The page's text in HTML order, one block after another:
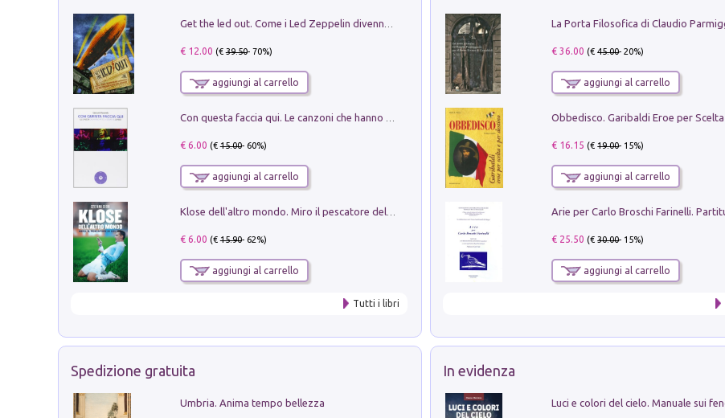
€ 12.00 (€39.50- 70%)
aggiungi al carrello
€ 6.00 (€15.00- 60%)
aggiungi al carrello
Klose dell'altro mondo. Miro il pescatore del goal
€ 6.00 (€15.90- 62%)
aggiungi al carrello
Tutti i libri
€ 36.00 (€45.00- 20%)
aggiungi al carrello
€ 16.15 (€19.00- 15%)
aggiungi al carrello
€ 25.50 (€30.00- 15%)
aggiungi al carrello
Spedizione gratuita
Umbria. Anima tempo bellezza
In evidenza